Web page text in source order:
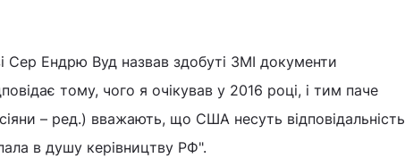
Сер Ендрю Вуд назвав здобуті ЗМІ документи
тому, чого я очікував у 2016 році, і тим паче
– ред.) вважають, що США несуть відповідальність
в душу керівництву РФ".